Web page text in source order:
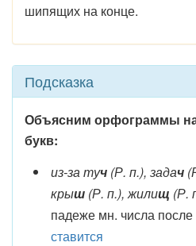
шипящих на конце.
Подсказка
Объясним орфограммы
букв:
из-за туч(Р. п.), задач
крыш(Р. п.), жилищ (Р.
падеже мн. числа
ставится